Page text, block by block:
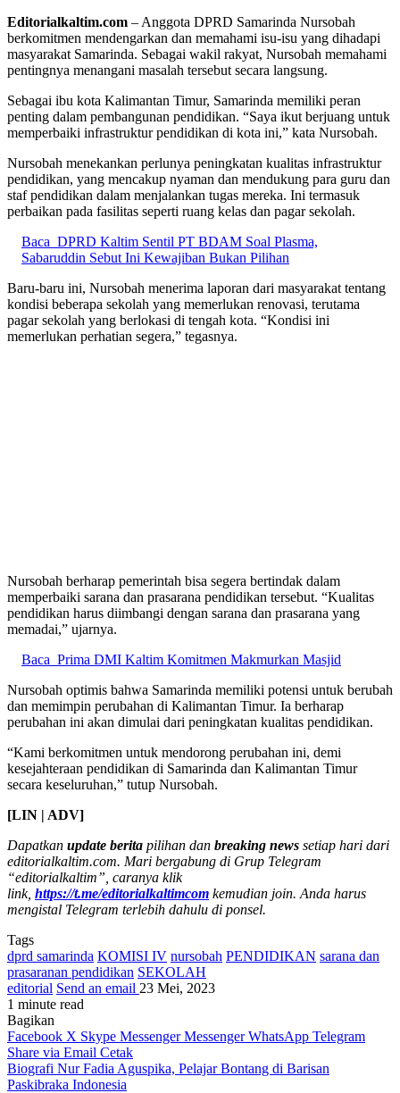
Editorialkaltim.com – Anggota DPRD Samarinda Nursobah
berkomitmen mendengarkan dan memahami isu-isu yang dihadapi
masyarakat Samarinda. Sebagai wakil rakyat, Nursobah memahami
pentingnya menangani masalah tersebut secara langsung.
Sebagai ibu kota Kalimantan Timur, Samarinda memiliki peran
penting dalam pembangunan pendidikan. “Saya ikut berjuang untuk
memperbaiki infrastruktur pendidikan di kota ini,” kata Nursobah.
Nursobah menekankan perlunya peningkatan kualitas infrastruktur
pendidikan, yang mencakup nyaman dan mendukung para guru dan
staf pendidikan dalam menjalankan tugas mereka. Ini termasuk
perbaikan pada fasilitas seperti ruang kelas dan pagar sekolah.
Baca DPRD Kaltim Sentil PT BDAM Soal Plasma,
Sabaruddin Sebut Ini Kewajiban Bukan Pilihan
Baru-baru ini, Nursobah menerima laporan dari masyarakat tentang
kondisi beberapa sekolah yang memerlukan renovasi, terutama
pagar sekolah yang berlokasi di tengah kota. “Kondisi ini
memerlukan perhatian segera,” tegasnya.
Nursobah berharap pemerintah bisa segera bertindak dalam
memperbaiki sarana dan prasarana pendidikan tersebut. “Kualitas
pendidikan harus diimbangi dengan sarana dan prasarana yang
memadai,” ujarnya.
Baca Prima DMI Kaltim Komitmen Makmurkan Masjid
Nursobah optimis bahwa Samarinda memiliki potensi untuk berubah
dan memimpin perubahan di Kalimantan Timur. Ia berharap
perubahan ini akan dimulai dari peningkatan kualitas pendidikan.
“Kami berkomitmen untuk mendorong perubahan ini, demi
kesejahteraan pendidikan di Samarinda dan Kalimantan Timur
secara keseluruhan,” tutup Nursobah.
[LIN | ADV]
Dapatkan update berita pilihan dan breaking news setiap hari dari
editorialkaltim.com. Mari bergabung di Grup Telegram
“editorialkaltim”, caranya klik
link, https://t.me/editorialkaltimcom kemudian join. Anda harus
mengistal Telegram terlebih dahulu di ponsel.
Tags
dprd samarinda KOMISI IV nursobah PENDIDIKAN sarana dan
prasaranan pendidikan SEKOLAH
editorial Send an email 23 Mei, 2023
1 minute read
Bagikan
Facebook X Skype Messenger Messenger WhatsApp Telegram
Share via Email Cetak
Biografi Nur Fadia Aguspika, Pelajar Bontang di Barisan
Paskibraka Indonesia